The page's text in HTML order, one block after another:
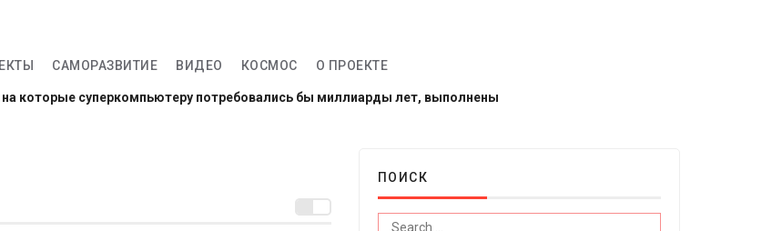
САМОРАЗВИТИЕ ВИДЕО КОСМОС О ПРОЕКТЕ
которые суперкомпьютеру потребовались бы миллиарды лет, выполнены
ПОИСК